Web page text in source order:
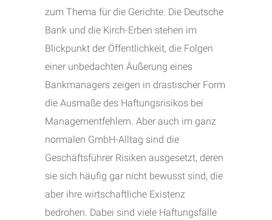
zum Thema für die Gerichte. Die Deutsche
Bank und die Kirch-Erben stehen im
Blickpunkt der Öffentlichkeit, die Folgen
einer unbedachten Äußerung eines
Bankmanagers zeigen in drastischer Form
die Ausmaße des Haftungsrisikos bei
Managementfehlern. Aber auch im ganz
normalen GmbH-Alltag sind die
Geschäftsführer Risiken ausgesetzt, deren
sie sich häufig gar nicht bewusst sind, die
aber ihre wirtschaftliche Existenz
bedrohen. Dabei sind viele Haftungsfälle